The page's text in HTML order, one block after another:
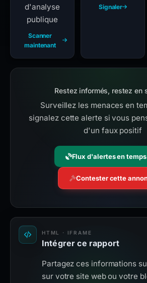
d'analyse
publique
Scanner
maintenant
Signaler
Restez informés, restez en
Surveillez les menaces en
signalez cette alerte si vous
d'un faux positif
Flux d'alertes en
Contester cette
HTML · IFRAME
Intégrer ce rapport
Partagez ces informations
sur votre site web ou votre